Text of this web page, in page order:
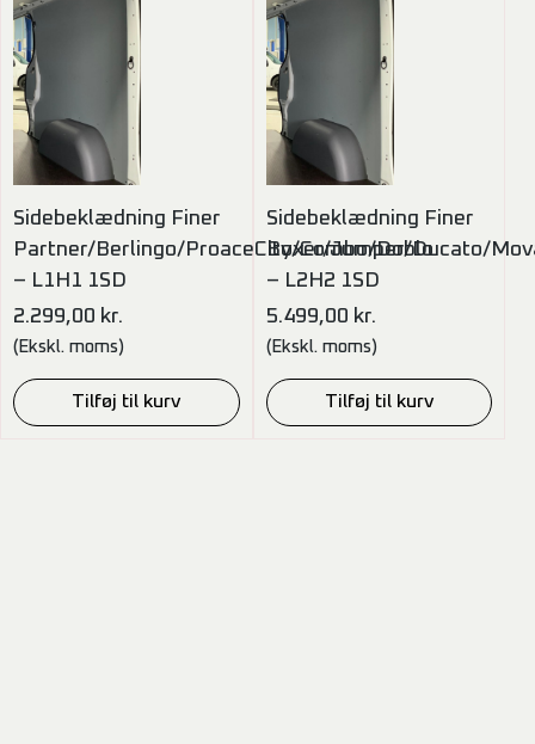
Sidebeklædning Finer
Partner/Berlingo/ProaceCity/Combo/Doblo
– L1H1 1SD
2.299,00 kr.
(Ekskl. moms)
Tilføj til kurv
Sidebeklædning Finer
Boxer/Jumper/Ducato/
– L2H2 1SD
5.499,00 kr.
(Ekskl. moms)
Tilføj til kurv